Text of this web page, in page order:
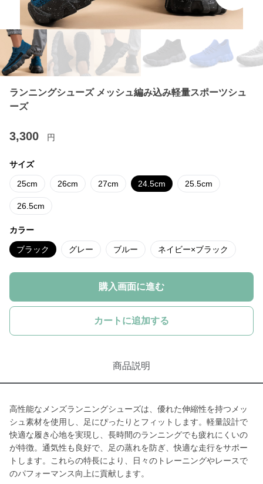
ランニングシューズ メッシュ編み込み軽量スポーツシュ
ーズ
3,300 円
サイズ
25cm 26cm 27cm 24.5cm 25.5cm
26.5cm
カラー
ブラック グレー ブルー ネイビー×ブラック
購入画面に進む
カートに追加する
商品説明
高性能なメンズランニングシューズは、優れた伸縮性を持つメッ
シュ素材を使用し、足にぴったりとフィットします。軽量設計で
快適な履き心地を実現し、長時間のランニングでも疲れにくいの
が特徴。通気性も良好で、足の蒸れを防ぎ、快適な走行をサポー
トします。これらの特長により、日々のトレーニングやレースで
のパフォーマンス向上に貢献します。